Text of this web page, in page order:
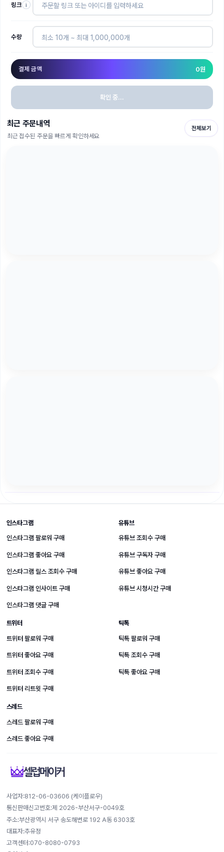
링크 i
수량
결제 금액 0원
확인 중...
최근 주문내역
최근 접수된 주문을 빠르게 확인하세요
전체보기
SNS 성장 상품 바로가기
인스타그램
인스타그램 팔로워 구매
인스타그램 좋아요 구매
인스타그램 릴스 조회수 구매
인스타그램 인사이트 구매
인스타그램 댓글 구매
유튜브
유튜브 조회수 구매
유튜브 구독자 구매
유튜브 좋아요 구매
유튜브 시청시간 구매
트위터
트위터 팔로워 구매
트위터 좋아요 구매
트위터 조회수 구매
트위터 리트윗 구매
틱톡
틱톡 팔로워 구매
틱톡 조회수 구매
틱톡 좋아요 구매
스레드
스레드 팔로워 구매
스레드 좋아요 구매
사업자:812-​06-​03606 (케이플로우)
통신판매신고번호:제 2026-부산서구-0049호
주소:부산광역시 서구 송도해변로 192 A동 6303호
대표자:추유정
고객센터:070-8080-0793